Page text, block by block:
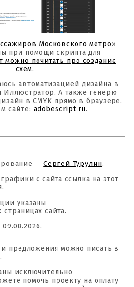
Московского метро»
при помощи скрипта для
можно почитать про создание
схем.
автоматизацией дизайна в
Иллюстратор. А также генерю
в CMYK прямо в браузере.
сайте: adobescript.ru.
—Сергей Турулин.
с сайта ссылка на этот
указаны
сайта.
предложения можно писать в
.
исключительно
помочь проекту на оплату